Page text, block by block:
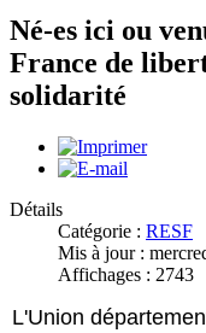
Né-es ici ou
France de
solidarité
Détails
Catégorie : RESF
Mis à jour :
Affichages : 2743
L'Union